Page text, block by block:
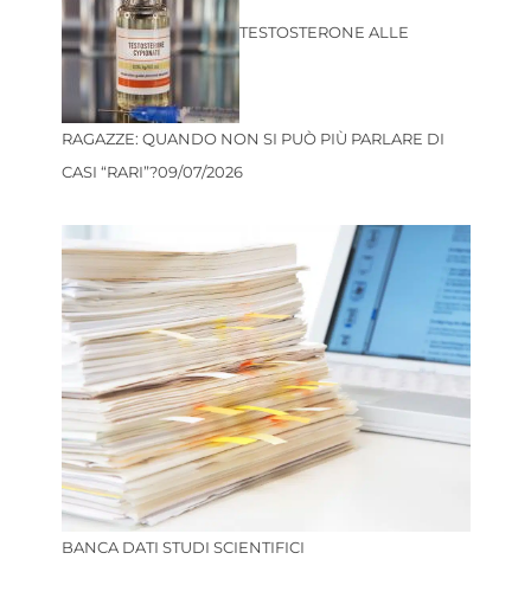
TESTOSTERONE ALLE
RAGAZZE: QUANDO NON SI PUÒ PIÙ PARLARE DI
CASI “RARI”?09/07/2026
BANCA DATI STUDI SCIENTIFICI